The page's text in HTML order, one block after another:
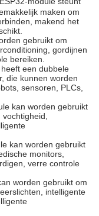
maken om
makend het
gebruikt om
gordijnen
bereiken.
een dubbele
die kunnen worden
sensoren, PLCs,
kan worden gebruikt
kan worden gebruikt
monitors,
verre controle
worden gebruikt om
intelligente